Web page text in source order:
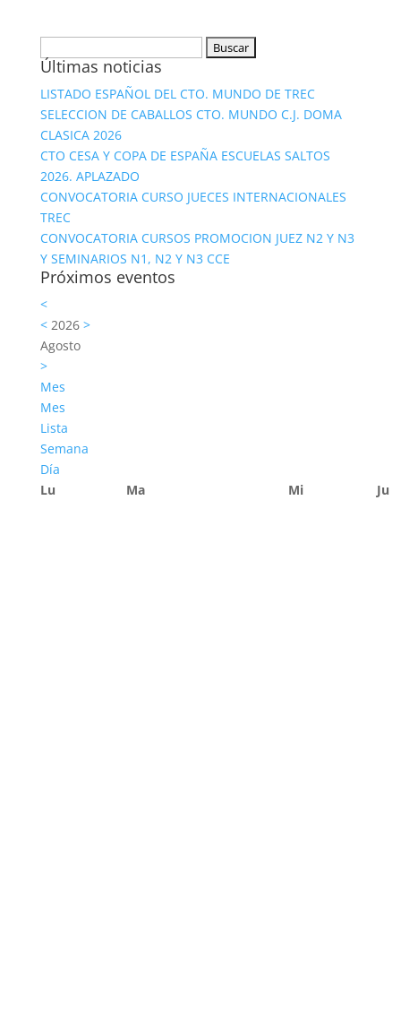
Últimas noticias
LISTADO ESPAÑOL DEL CTO. MUNDO DE TREC
SELECCION DE CABALLOS CTO. MUNDO C.J. DOMA
CLASICA 2026
CTO CESA Y COPA DE ESPAÑA ESCUELAS SALTOS
2026. APLAZADO
CONVOCATORIA CURSO JUECES INTERNACIONALES
TREC
CONVOCATORIA CURSOS PROMOCION JUEZ N2 Y N3
Y SEMINARIOS N1, N2 Y N3 CCE
Próximos eventos
<
<2026 >
Agosto
>
Mes
Mes
Lista
Semana
Día
Lu
Ma Mi Ju